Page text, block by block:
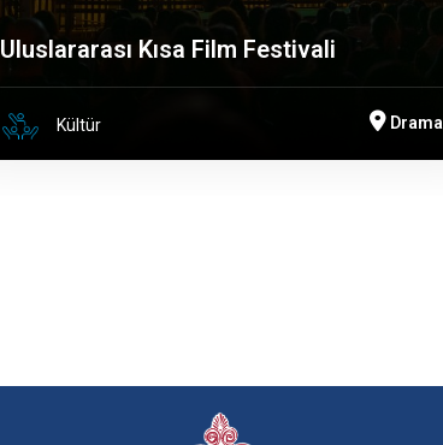
Uluslararası Kısa Film Festivali
Kültür Drama